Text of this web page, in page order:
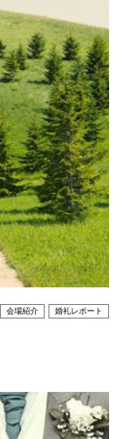
会場紹介
婚礼レポート